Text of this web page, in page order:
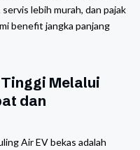
lebih murah, dan pajak
benefit jangka panjang
Melalui
dan
Air EV bekas adalah